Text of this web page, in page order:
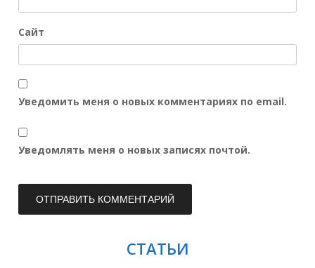
Сайт
Уведомить меня о новых комментариях по email.
Уведомлять меня о новых записях почтой.
СТАТЬИ